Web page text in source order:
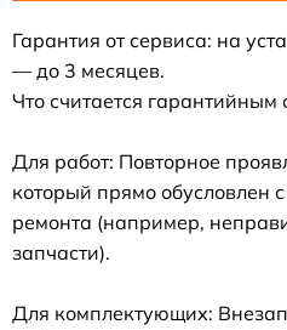
Гарантия от сервиса: на
— до 3 месяцев.
Что считается гарантийным
Для работ: Повторное
который прямо обусловлен
ремонта (например,
запчасти).
Для комплектующих: